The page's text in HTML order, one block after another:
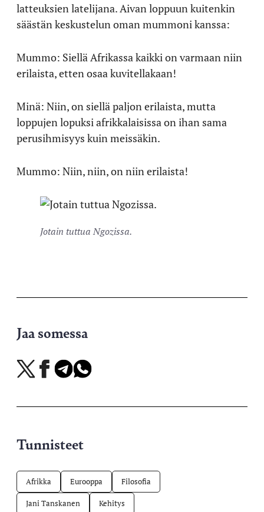
latteuksien latelijana. Aivan loppuun kuitenkin
säästän keskustelun oman mummoni kanssa:
Mummo: Siellä Afrikassa kaikki on varmaan niin
erilaista, etten osaa kuvitellakaan!
Minä: Niin, on siellä paljon erilaista, mutta
loppujen lopuksi afrikkalaisissa on ihan sama
perusihmisyys kuin meissäkin.
Mummo: Niin, niin, on niin erilaista!
Jotain tuttua Ngozissa.
Jaa somessa
Jaa
X-
Jaa
Facebookissa
Jaa
Telegramissa
Jaa
WhatsAppissa
Tunnisteet
Afrikka Eurooppa Filosofia
Jani Tanskanen Kehitys